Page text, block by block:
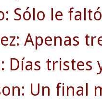
Sólo le
Apenas
Días tristes
Un final